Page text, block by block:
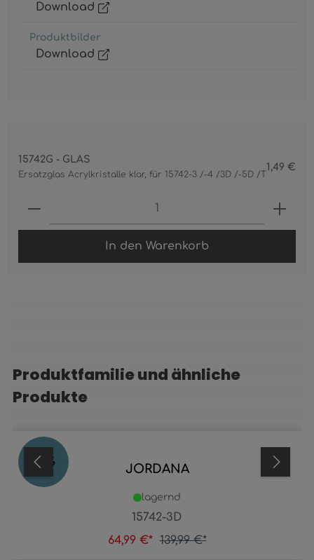
Download
Produktbilder
Download
15742G - GLAS
Ersatzglas Acrylkristalle klar, für 15742-3 /-4 /3D /-5D /T
1,49 €
Produkt Anzahl: Gib den
In den Warenkorb
Produktgalerie überspringen
Produktfamilie und ähnliche
Produkte
54 % JORDANA
15742-3D
lagernd
64,99 €* 139,99 €*